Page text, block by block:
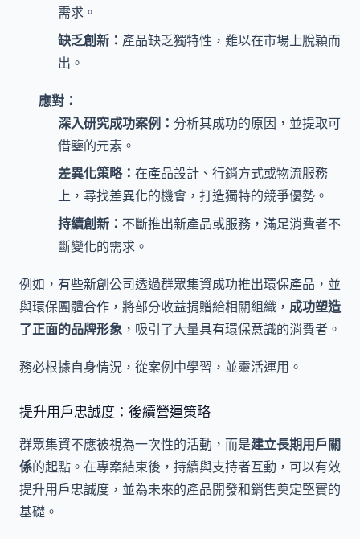
需求。
缺乏創新： 產品缺乏獨特性，難以在市場上脫穎而
出。
應對：
深入研究成功案例： 分析其成功的原因，並提取可
借鑒的元素。
差異化策略： 在產品設計、行銷方式或物流服務
上，尋找差異化的機會，打造獨特的競爭優勢。
持續創新： 不斷推出新產品或服務，滿足消費者不
斷變化的需求。
例如，有些新創公司透過群眾集資成功推出環保產品，並
與環保團體合作，將部分收益捐贈給相關組織， 成功塑造
了正面的品牌形象 ，吸引了大量具有環保意識的消費者。
務必根據自身情況，從案例中學習，並靈活運用。
提升用戶忠誠度：後續營運策略
群眾集資不應被視為一次性的活動，而是建立長期用戶關
係的起點。在專案結束後，持續與支持者互動，可以有效
提升用戶忠誠度，並為未來的產品開發和銷售奠定堅實的
基礎。